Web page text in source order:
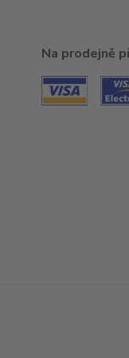
Na prodejně